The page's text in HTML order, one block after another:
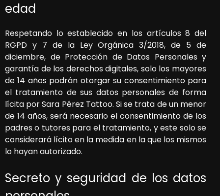
edad
Respetando lo establecido en los artículos 8 del
RGPD y 7 de la Ley Orgánica 3/2018, de 5 de
diciembre, de Protección de Datos Personales y
garantía de los derechos digitales, solo los mayores
de 14 años podrán otorgar su consentimiento para
el tratamiento de sus datos personales de forma
lícita porSara Pérez Tattoo. Si se trata de un menor
de 14 años, será necesario el consentimiento de los
padres o tutores para el tratamiento, y este solo se
considerará lícito en la medida en la que los mismos
lo hayan autorizado.
Secreto y seguridad de los datos